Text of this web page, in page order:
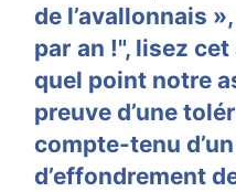
de l’avallonnais
par an !", lisez
quel point notre
preuve d’une
compte-tenu
d’effondrement